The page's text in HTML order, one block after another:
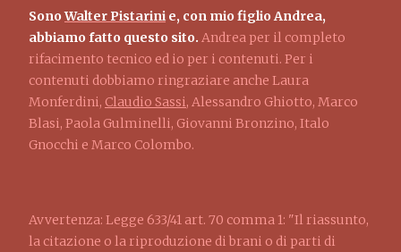
SonoWalter Pistarini e, con mio figlio Andrea,
abbiamo fatto questo sito. Andrea per il completo
rifacimento tecnico ed io per i contenuti. Per i
contenuti dobbiamo ringraziare anche Laura
Monferdini, Claudio Sassi, Alessandro Ghiotto, Marco
Blasi, Paola Gulminelli, Giovanni Bronzino, Italo
Gnocchi e Marco Colombo.
Avvertenza: Legge 633/41 art. 70 comma 1: "Il riassunto,
la citazione o la riproduzione di brani o di parti di